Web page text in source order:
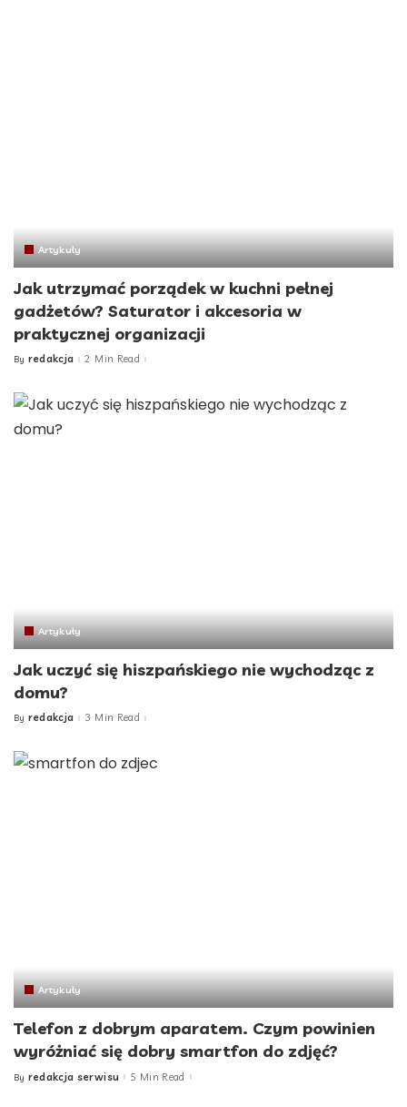
Artykuły
Jak utrzymać porządek w kuchni pełnej
gadżetów? Saturator i akcesoria w
praktycznej organizacji
Posted
By redakcja 2 Min Read
Artykuły
Jak uczyć się hiszpańskiego nie wychodząc z
domu?
Posted
By redakcja 3 Min Read
Artykuły
Telefon z dobrym aparatem. Czym powinien
wyróżniać się dobry smartfon do zdjęć?
Posted
By redakcja serwisu 5 Min Read